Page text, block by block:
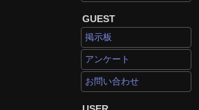
GUEST
掲示板
アンケート
お問い合わせ